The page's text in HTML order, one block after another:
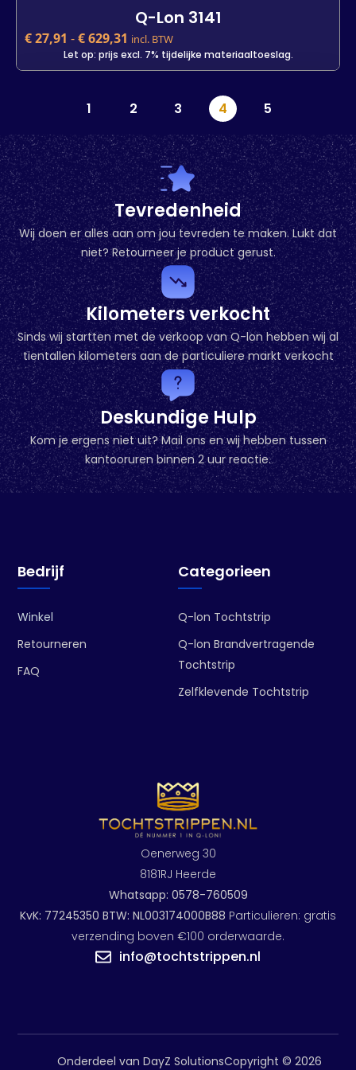
Q-Lon 3141
€27,91 -€629,31 incl. BTW
Let op: prijs excl. 7% tijdelijke materiaaltoeslag.
Q-Lon 3141
Let op: prijs excl. 7% tijdelijke materiaaltoeslag.
Kleur
Lengte 7 m 25 m 500 m
- +
In winkelwagen
1 2 3 4 5
Tevredenheid
Wij doen er alles aan om jou tevreden te maken. Lukt dat
niet? Retourneer je product gerust.
Kilometers verkocht
Sinds wij startten met de verkoop van Q-lon hebben wij al
tientallen kilometers aan de particuliere markt verkocht
Deskundige Hulp
Kom je ergens niet uit? Mail ons en wij hebben tussen
kantooruren binnen 2 uur reactie.
Oenerweg 30
8181RJ Heerde
Whatsapp: 0578-760509
KvK: 77245350 BTW: NL003174000B88 Particulieren: gratis
verzending boven €100 orderwaarde.
info@tochtstrippen.nl
Categorieen
Q-lon Tochtstrip
Q-lon Brandvertragende
Tochtstrip
Zelfklevende Tochtstrip
Bedrijf
Winkel
Retourneren
FAQ
Copyright © 2026
Onderdeel van DayZ Solutions